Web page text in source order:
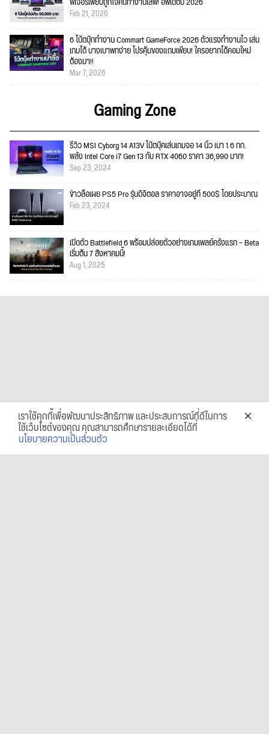
Feb 21, 2026
6 โน้ตบุ๊กทำงาน Commart GameForce 2026 ตัวแรงทำงานไว เล่น
เกมได้ บางเบาพกง่าย โปรคุ้มของแถมเพียบ! ใครอยากได้คอมใหม่
ต้องมา!!
Mar 7, 2026
Gaming Zone
รีวิว MSI Cyborg 14 A13V โน๊ตบุ๊คเล่นเกมจอ 14 นิ้ว เบา 1.6 กก.
พลัง Intel Core i7 Gen 13 กับ RTX 4060 ราคา 36,990 บาท!
Sep 23, 2024
ข่าวลือเผย PS5 Pro รุ่นดิจิตอล ราคาอาจอยู่ที่ 500$ โดยประมาณ
Feb 23, 2024
เปิดตัว Battlefield 6 พร้อมปล่อยตัวอย่างเกมเพลย์ครั้งแรก – Beta
เริ่มต้น 7 สิงหาคมนี้!
Aug 1, 2025
เราใช้คุกกี้เพื่อพัฒนาประสิทธิภาพ และประสบการณ์ที่ดีในการ
ใช้เว็บไซต์ของคุณ คุณสามารถศึกษารายละเอียดได้ที่
นโยบายความเป็นส่วนตัว